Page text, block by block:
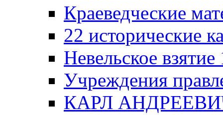
Краеведческие
22 исторические
Невельское
Учреждения
КАРЛ